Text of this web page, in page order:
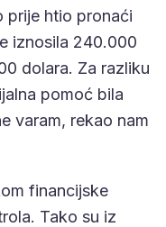
prije htio pronaći
iznosila 240.000
dolara. Za razliku
pomoć bila
varam, rekao nam
financijske
Tako su iz